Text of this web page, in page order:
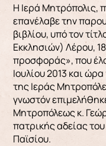
Η Ιερά Μητρόπολις,
επανέλαβε την
βιβλίου, υπό τον
Εκκλησιών) Λέρου,
προσφοράς», που
Ιουλίου 2013 και
της Ιεράς
γνωστόν
Μητροπόλεως κ.
πατρικής αδείας
Παϊσίου.